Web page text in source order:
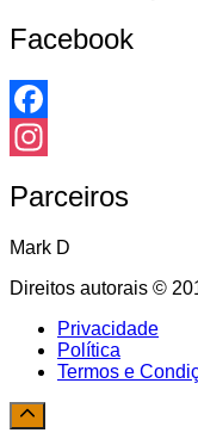
Facebook
Facebook
Parceiros
Mark D
Direitos autorais ©
Privacidade
Política
Termos e